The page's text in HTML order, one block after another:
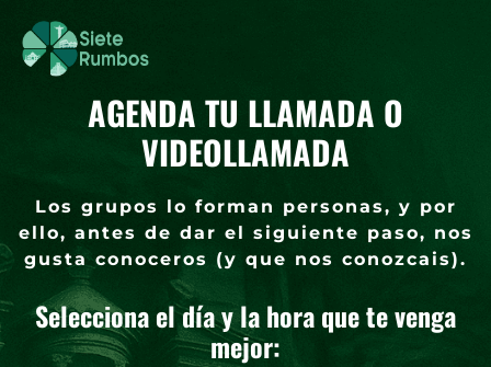
AGENDA TU LLAMADA O
VIDEOLLAMADA
Los grupos lo forman personas, y por
ello, antes de dar el siguiente paso, nos
gusta conoceros (y que nos conozcais).
Selecciona el día y la hora que te venga
mejor: